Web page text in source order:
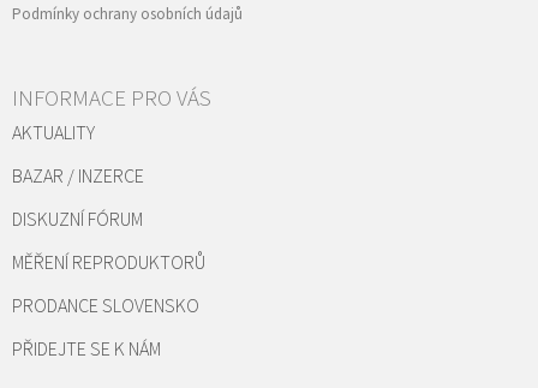
Podmínky ochrany osobních údajů
INFORMACE PRO VÁS
AKTUALITY
BAZAR / INZERCE
DISKUZNÍ FÓRUM
MĚŘENÍ REPRODUKTORŮ
PRODANCE SLOVENSKO
PŘIDEJTE SE K NÁM